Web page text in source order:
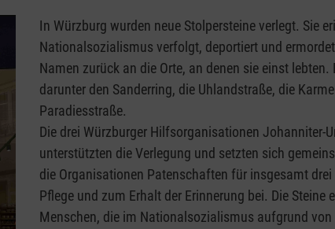
In Würzburg wurden neue Stolpersteine verlegt. Sie
Nationalsozialismus verfolgt, deportiert und
Namen zurück an die Orte, an denen sie einst
darunter den Sanderring, die Uhlandstraße, die
Paradiesstraße.
Die drei Würzburger Hilfsorganisationen
unterstützten die Verlegung und setzten sich
die Organisationen Patenschaften für insgesamt
Pflege und zum Erhalt der Erinnerung bei. Die
Menschen, die im Nationalsozialismus aufgrund